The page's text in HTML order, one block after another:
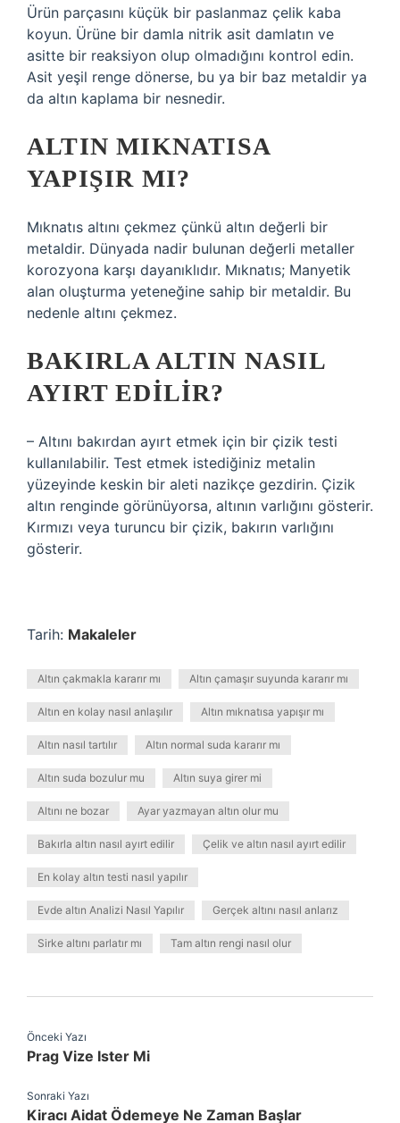
Ürün parçasını küçük bir paslanmaz çelik kaba
koyun. Ürüne bir damla nitrik asit damlatın ve
asitte bir reaksiyon olup olmadığını kontrol edin.
Asit yeşil renge dönerse, bu ya bir baz metaldir ya
da altın kaplama bir nesnedir.
ALTIN MIKNATISA
YAPIŞIR MI?
Mıknatıs altını çekmez çünkü altın değerli bir
metaldir. Dünyada nadir bulunan değerli metaller
korozyona karşı dayanıklıdır. Mıknatıs; Manyetik
alan oluşturma yeteneğine sahip bir metaldir. Bu
nedenle altını çekmez.
BAKIRLA ALTIN NASIL
AYIRT EDILIR?
– Altını bakırdan ayırt etmek için bir çizik testi
kullanılabilir. Test etmek istediğiniz metalin
yüzeyinde keskin bir aleti nazikçe gezdirin. Çizik
altın renginde görünüyorsa, altının varlığını gösterir.
Kırmızı veya turuncu bir çizik, bakırın varlığını
gösterir.
Tarih: Makaleler
Altın çakmakla kararır mı Altın çamaşır suyunda kararır mı
Altın en kolay nasıl anlaşılır Altın mıknatısa yapışır mı
Altın nasıl tartılır Altın normal suda kararır mı
Altın suda bozulur mu Altın suya girer mi
Altını ne bozar Ayar yazmayan altın olur mu
Bakırla altın nasıl ayırt edilir Çelik ve altın nasıl ayırt edilir
En kolay altın testi nasıl yapılır
Evde altın Analizi Nasıl Yapılır Gerçek altını nasıl anlarız
Sirke altını parlatır mı Tam altın rengi nasıl olur
Önceki Yazı
Prag Vize Ister Mi
Sonraki Yazı
Kiracı Aidat Ödemeye Ne Zaman Başlar